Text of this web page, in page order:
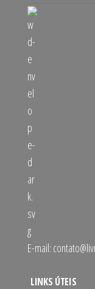
E-mail:
LINKS ÚTEIS